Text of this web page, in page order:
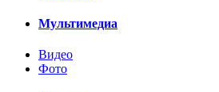
Мультимедиа
Видео
Фото